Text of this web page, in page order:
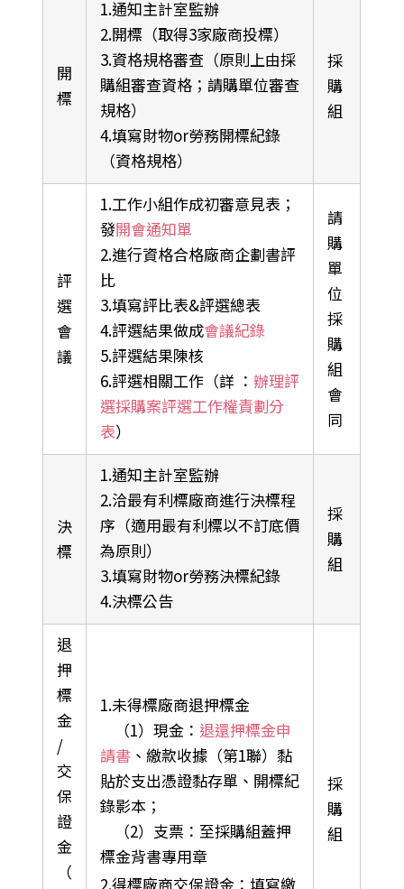
開
標
1.通知主計室監辦
2.開標（取得3家廠商投標）
3.資格規格審查（原則上由採
購組審查資格；請購單位審查
規格）
4.填寫財物or勞務開標紀錄
（資格規格）
採
購
組
評
選
會
議
1.工作小組作成初審意見表；
發開會通知單
2.進行資格合格廠商企劃書評
比
3.填寫評比表&評選總表
4.評選結果做成會議紀錄
5.評選結果陳核
6.評選相關工作（詳 ：辦理評
選採購案評選工作權責劃分
表）
請
購
單
位
採
購
組
會
同
決
標
1.通知主計室監辦
2.洽最有利標廠商進行決標程
序（適用最有利標以不訂底價
為原則）
3.填寫財物or勞務決標紀錄
4.決標公告
採
購
組
退
押
標
金
/
交
保
證
金
（
1.未得標廠商退押標金
（1）現金： 退還押標金申
請書 、繳款收據（第1聯）黏
貼於支出憑證黏存單、開標紀
錄影本；
（2）支票：至採購組蓋押
標金背書專用章
2.得標廠商交保證金：填寫繳
採
購
組